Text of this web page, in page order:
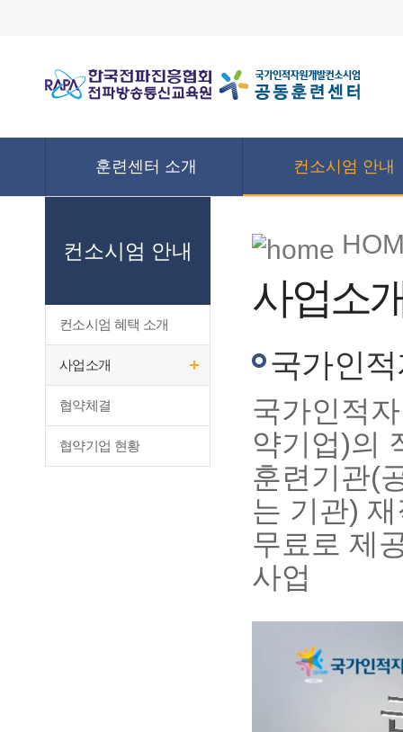
훈련센터 소개 컨소시엄 안내
컨소시엄 안내
컨소시엄 혜택 소개
사업소개
협약체결
협약기업 현황
사업소
국가인
국가인적
약기업)의
훈련기관(
는 기관)
무료로 제
사업